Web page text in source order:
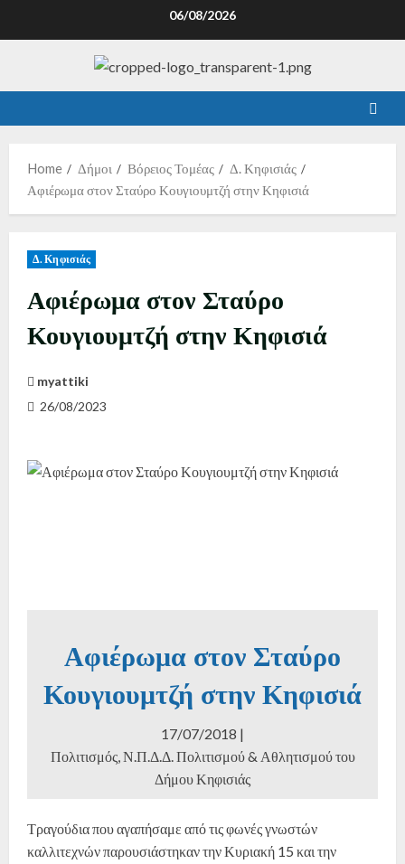
06/08/2026
Home Δήμοι Βόρειος Τομέας
Δ. Κηφισιάς
Αφιέρωμα στον Σταύρο Κουγιουμτζή στην Κηφισιά
Δ. Κηφισιάς
Αφιέρωμα στον Σταύρο
Κουγιουμτζή στην Κηφισιά
myattiki
26/08/2023
Αφιέρωμα στον Σταύρο
Κουγιουμτζή στην Κηφισιά
17/07/2018 |
Πολιτισμός,Ν.Π.Δ.Δ. Πολιτισμού & Αθλητισμού του
Δήμου Κηφισιάς
Τραγούδια που αγαπήσαμε από τις φωνές γνωστών
καλλιτεχνών παρουσιάστηκαν την Κυριακή 15 και την